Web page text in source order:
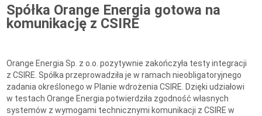
Spółka Orange Energia gotowa na
komunikację z CSIRE
Orange Energia Sp. z o.o. pozytywnie zakończyła testy integracji
z CSIRE. Spółka przeprowadziła je w ramach nieobligatoryjnego
zadania określonego w Planie wdrożenia CSIRE. Dzięki udziałowi
w testach Orange Energia potwierdziła zgodność własnych
systemów z wymogami technicznymi komunikacji z CSIRE w